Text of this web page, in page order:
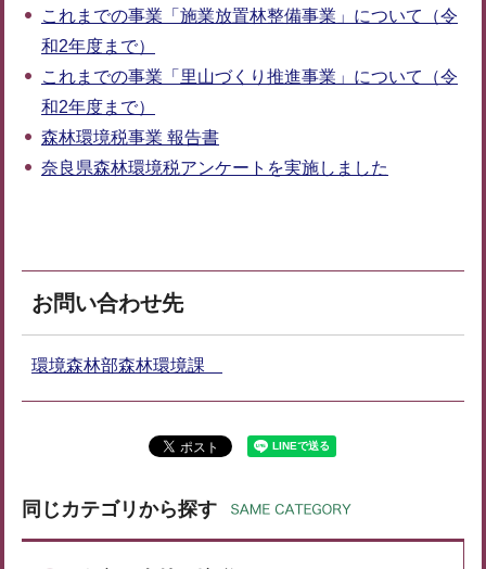
これまでの事業「施業放置林整備事業」について（令
和2年度まで）
これまでの事業「里山づくり推進事業」について（令
和2年度まで）
森林環境税事業 報告書
奈良県森林環境税アンケートを実施しました
お問い合わせ先
環境森林部森林環境課
同じカテゴリから探す